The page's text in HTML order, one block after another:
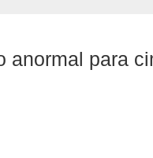
anormal para